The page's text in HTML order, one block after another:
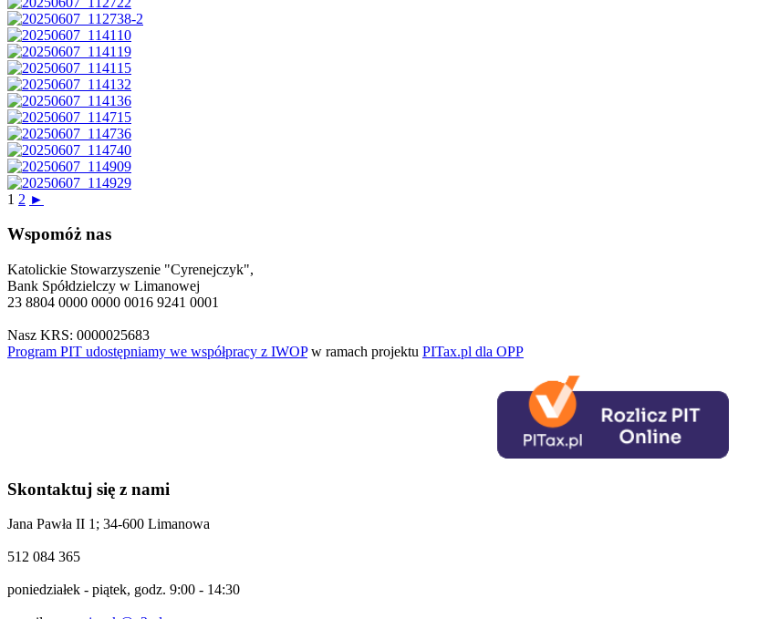
1 2 ►
Wspomóż nas
Katolickie Stowarzyszenie "Cyrenejczyk",
Bank Spółdzielczy w Limanowej
23 8804 0000 0000 0016 9241 0001
Nasz KRS: 0000025683
Program PIT udostępniamy we współpracy z IWOPw ramach projektu PITax.pl dla OPP
Skontaktuj się z nami
Jana Pawła II 1; 34-600 Limanowa
512 084 365
poniedziałek - piątek, godz. 9:00 - 14:30